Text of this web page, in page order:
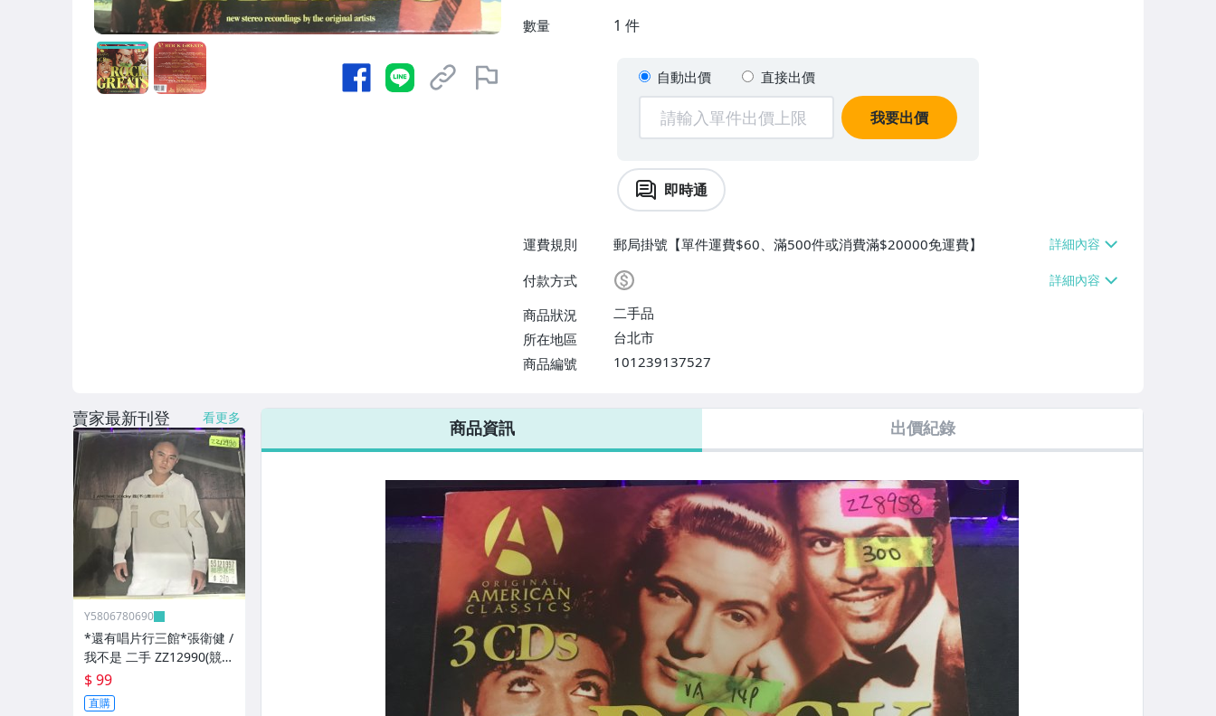
數量 1 件
自動出價 直接出價
我要出價
即時通
運費規則
郵局掛號【單件運費$60、滿500件或消費滿$20000免運費】
付款方式
商品狀況
二手品
所在地區
台北市
商品編號
101239137527
商品資訊 出價紀錄
賣家最新刊登 看更多
Y5806780690
*還有唱片行三館*張衛健 /
我不是 二手 ZZ12990(競
標)(補單
$ 99
直購